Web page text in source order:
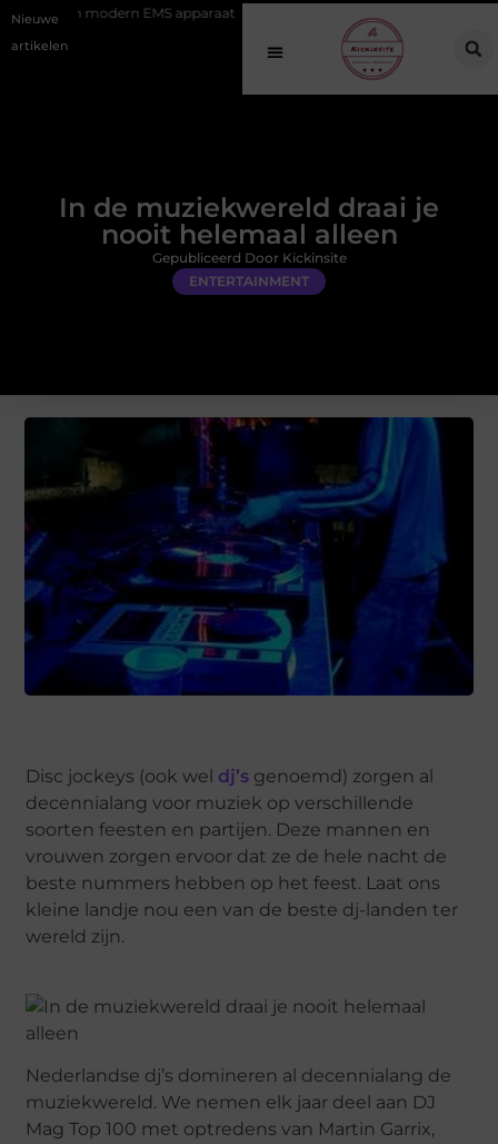
Nieuwe
artikelen
EMS apparaat Hoe online vindbaarheid verandert in 2026
In de muziekwereld draai je
nooit helemaal alleen
ENTERTAINMENT
Gepubliceerd Door Kickinsite
Disc jockeys (ook wel dj’s genoemd) zorgen al
decennialang voor muziek op verschillende
soorten feesten en partijen. Deze mannen en
vrouwen zorgen ervoor dat ze de hele nacht de
beste nummers hebben op het feest. Laat ons
kleine landje nou een van de beste dj-landen ter
wereld zijn.
Nederlandse dj’s domineren al decennialang de
muziekwereld. We nemen elk jaar deel aan DJ
Mag Top 100 met optredens van Martin Garrix,